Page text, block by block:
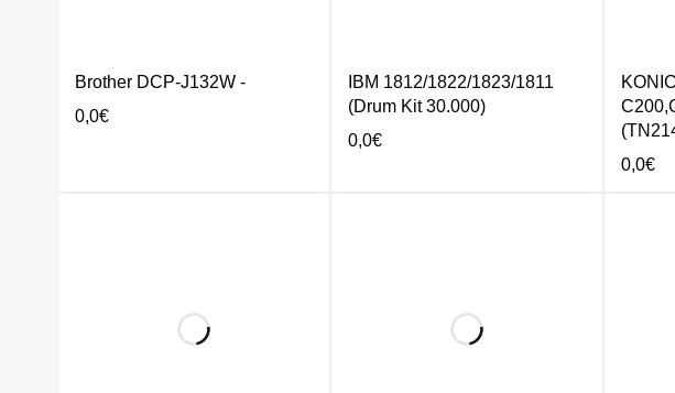
Brother DCP-J132W -
0,0€
IBM 1812/1822/1823/1811
(Drum Kit 30.000)
0,0€
0,0€